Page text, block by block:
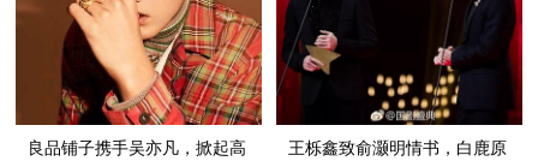
良品铺子携手吴亦凡，掀起高
王栎鑫致俞灏明情书，白鹿原